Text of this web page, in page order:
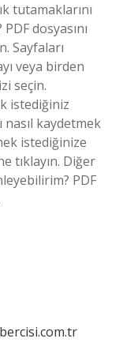
tutamaklarını
dosyasını
Sayfaları
veya birden
seçin.
istediğiniz
nasıl kaydetmek
istediğinize
tıklayın. Diğer
PDF